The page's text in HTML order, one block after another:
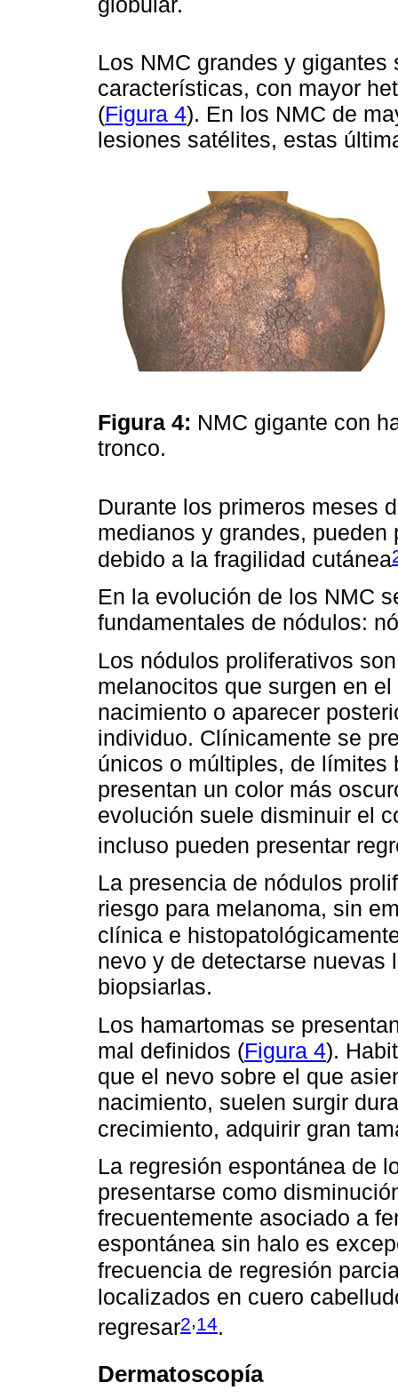
Los NMC grandes y
características, con mayor
(Figura 4). En los NMC de
lesiones satélites, estas
Figura 4: NMC gigante con
tronco.
Durante los primeros meses
medianos y grandes,
debido a la fragilidad cutánea
En la evolución de los NMC
fundamentales de nódulos:
Los nódulos proliferativos
melanocitos que surgen en
nacimiento o aparecer
individuo. Clínicamente se
únicos o múltiples, de límites
presentan un color más
evolución suele disminuir el
incluso pueden presentar
La presencia de nódulos
riesgo para melanoma, sin
clínica e
nevo y de detectarse nuevas
biopsiarlas.
Los hamartomas se
mal definidos (Figura 4).
que el nevo sobre el que
nacimiento, suelen surgir
crecimiento, adquirir gran
La regresión espontánea de
presentarse como
frecuentemente asociado a
espontánea sin halo es
frecuencia de regresión
localizados en cuero
regresar2 14.
Dermatoscopía